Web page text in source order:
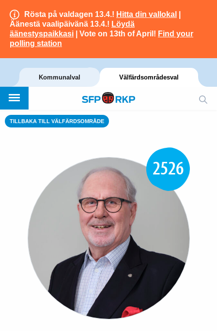
Rösta på valdagen 13.4.! Hitta din vallokal
Äänestä vaalipäivänä 13.4.! Löydä
äänestyspaikkasi | Vote on 13th of April! Find your
polling station
Kommunalval Välfärdsområdesval
TILLBAKA TILL VÄLFÄRDSOMRÅDE
2526